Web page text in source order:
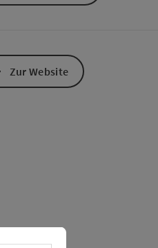
Zur Website